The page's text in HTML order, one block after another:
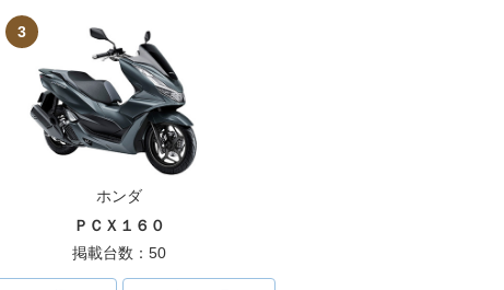
3
ホンダ
ＰＣＸ１６０
掲載台数：50